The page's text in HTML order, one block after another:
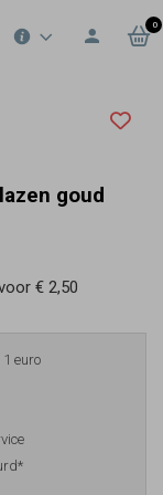
0
goud
€ 2,50
euro